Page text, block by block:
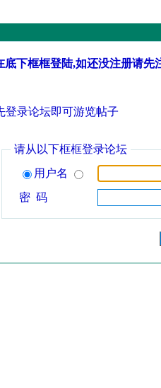
下框框登陆,如还没注册请先
登录论坛即可游览帖子
请从以下框框登录论坛
用户名
密 码